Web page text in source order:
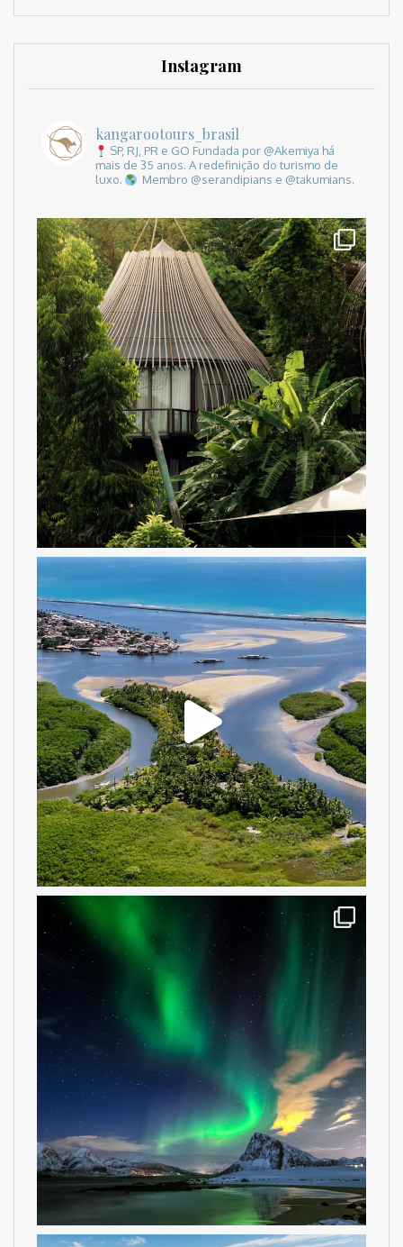
Instagram
kangarootours_brasil
SP, RJ, PR e GO Fundada por @Akemiya há
mais de 35 anos. A redefinição do turismo de
luxo.
Membro @serandipians e @takumians.